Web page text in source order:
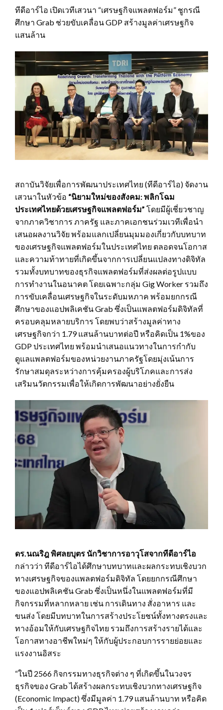
ทีดีอาร์ไอ เปิดเวทีเสวนา “เศรษฐกิจแพลตฟอร์ม” ชูกรณี
ศึกษา Grab ช่วยขับเคลื่อน GDP สร้างมูลค่าเศรษฐกิจ
แสนล้าน
สถาบันวิจัยเพื่อการพัฒนาประเทศไทย (ทีดีอาร์ไอ) จัดงาน
เสวนาในหัวข้อ “นิยามใหม่ของสังคม: พลิกโฉม
ประเทศไทยด้วยเศรษฐกิจแพลตฟอร์ม” โดยมีผู้เชี่ยวชาญ
จากภาควิชาการ ภาครัฐ และภาคเอกชนร่วมเวทีเพื่อนำ
เสนอผลงานวิจัย พร้อมแลกเปลี่ยนมุมมองเกี่ยวกับบทบาท
ของเศรษฐกิจแพลตฟอร์มในประเทศไทย ตลอดจนโอกาส
และความท้าทายที่เกิดขึ้นจากการเปลี่ยนแปลงทางดิจิทัล
รวมทั้งบทบาทของธุรกิจแพลตฟอร์มที่ส่งผลต่อรูปแบบ
การทำงานในอนาคต โดยเฉพาะกลุ่ม Gig Worker รวมถึง
การขับเคลื่อนเศรษฐกิจในระดับมหภาค พร้อมยกกรณี
ศึกษาของแอปพลิเคชัน Grab ซึ่งเป็นแพลตฟอร์มดิจิทัลที่
ครอบคลุมหลายบริการ โดยพบว่าสร้างมูลค่าทาง
เศรษฐกิจกว่า 1.79 แสนล้านบาทต่อปี หรือคิดเป็น 1%ของ
GDP ประเทศไทย พร้อมนำเสนอแนวทางในการกำกับ
ดูแลแพลตฟอร์มของหน่วยงานภาครัฐโดยมุ่งเน้นการ
รักษาสมดุลระหว่างการคุ้มครองผู้บริโภคและการส่ง
เสริมนวัตกรรมเพื่อให้เกิดการพัฒนาอย่างยั่งยืน
ดร.นณริฎ พิศลยบุตร นักวิชาการอาวุโสจากทีดีอาร์ไอ
กล่าวว่า ทีดีอาร์ไอได้ศึกษาบทบาทและผลกระทบเชิงบวก
ทางเศรษฐกิจของแพลตฟอร์มดิจิทัล โดยยกกรณีศึกษา
ของแอปพลิเคชัน Grab ซึ่งเป็นหนึ่งในแพลตฟอร์มที่มี
กิจกรรมที่หลากหลาย เช่น การเดินทาง สั่งอาหาร และ
ขนส่ง โดยมีบทบาทในการสร้างประโยชน์ทั้งทางตรงและ
ทางอ้อมให้กับเศรษฐกิจไทย รวมถึงการสร้างรายได้และ
โอกาสทางอาชีพใหม่ๆ ให้กับผู้ประกอบการรายย่อยและ
แรงงานอิสระ
“ในปี 2566 กิจกรรมทางธุรกิจต่าง ๆ ที่เกิดขึ้นในวงจร
ธุรกิจของ Grab ได้สร้างผลกระทบเชิงบวกทางเศรษฐกิจ
(Economic Impact) ซึ่งมีมูลค่า 1.79 แสนล้านบาท หรือคิด